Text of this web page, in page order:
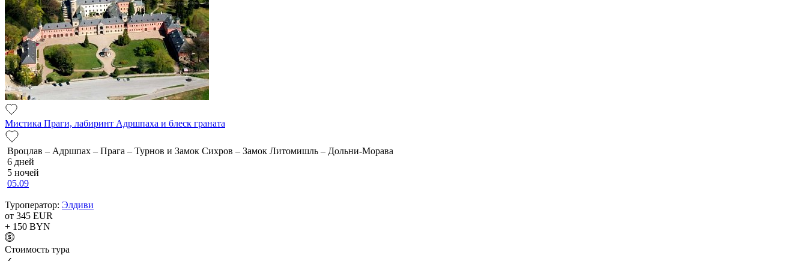
Мистика Праги, лабиринт Адршпаха и блеск граната
Вроцлав – Адршпах – Прага – Турнов и Замок Сихров – Замок Литомишль – Дольни-Морава
6 дней
5 ночей
05.09
Туроператор: Элдиви
от 345 EUR
+ 150 BYN
Cтоимость тура